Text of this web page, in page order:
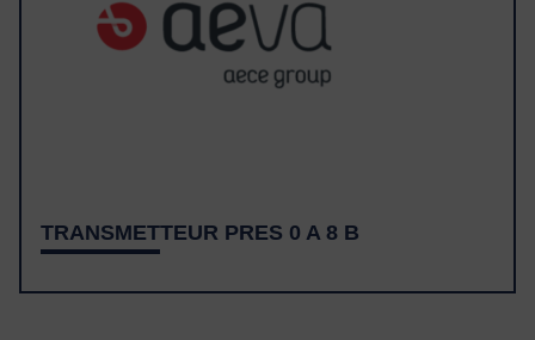
TRANSMETTEUR PRES 0 A 8 B